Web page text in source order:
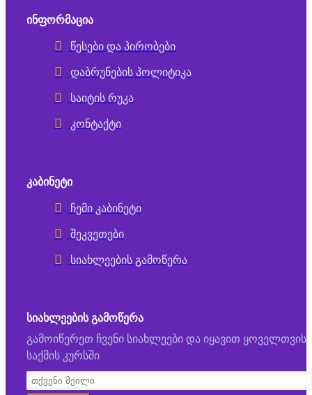
ᲘᲜᲤᲝᲠᲛᲐᲪᲘᲐ
წესები და პირობები
დაბრუნების პოლიტიკა
საიტის რუკა
კონტაქტი
ᲙᲐᲑᲘᲜᲔᲢᲘ
ჩემი კაბინეტი
შეკვეთები
სიახლეების გამოწერა
ᲡᲘᲐᲮᲚᲔᲔᲑᲘᲡ ᲒᲐᲛᲝᲬᲔᲠᲐ
გამოიწერეთ ჩვენი სიახლეები და იყავით ყოველთვის
საქმის კურსში